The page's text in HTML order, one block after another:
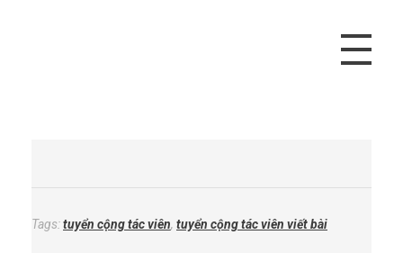
Tags:tuyển cộng tác viên, tuyển cộng tác viên viết bài